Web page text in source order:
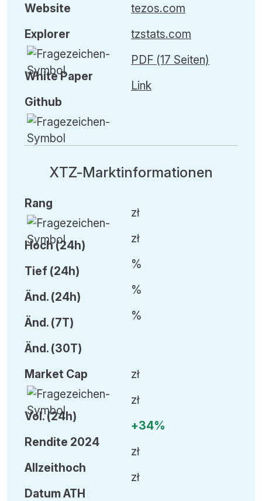
Website
Explorer
White Paper
Github
tezos.com
tzstats.com
PDF (17 Seiten)
Link
XTZ-Marktinformationen
Rang
Hoch (24h)
Tief (24h)
Änd. (24h)
Änd. (7T)
Änd. (30T)
zł
zł
%
%
%
Market Cap
Vol.(24h)
Rendite 2024
Allzeithoch
DatumATH
zł
zł
+34%
zł
zł